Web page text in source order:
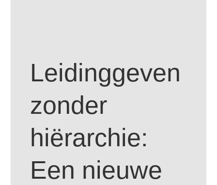
Leidinggeven
zonder
hiërarchie:
Een nieuwe